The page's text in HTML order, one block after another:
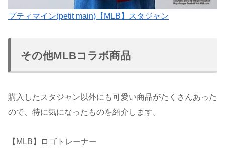
プティマイン(petit main)【MLB】スタジャン
その他MLBコラボ商品
購入したスタジャン以外にも可愛い商品がたくさんあった
ので、特に気になったものを紹介します。
【MLB】ロゴトレーナー